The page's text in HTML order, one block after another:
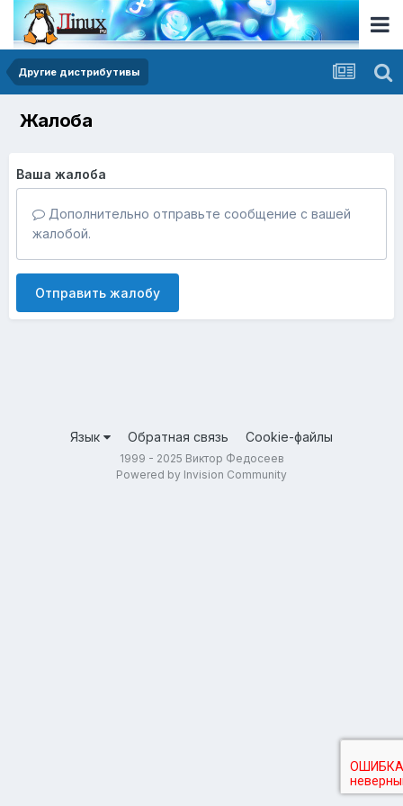
Другие дистрибутивы
Жалоба
Ваша жалоба
Дополнительно отправьте сообщение с вашей
жалобой.
Отправить жалобу
Язык Обратная связь Cookie-файлы
1999 - 2025 Виктор Федосеев
Powered by Invision Community